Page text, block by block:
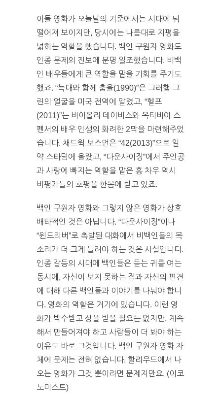
이들 영화가 오늘날의 기준에서는 시대에 뒤
떨어져 보이지만, 당시에는 나름대로 지평을
넓히는 역할을 했습니다. 백인 구원자 영화도
인종 문제의 진보에 분명 일조했습니다. 비백
인 배우들에게 큰 역할을 맡을 기회를 주기도
했죠. “늑대와 함께 춤을(1990)”은 그러햄 그
린의 얼굴을 미국 전역에 알렸고, “헬프
(2011)”는 바이올라 데이비스와 옥타비아 스
펜서의 배우 인생의 화려한 2막을 마련해주었
습니다. 채드윅 보스먼은 “42(2013)”으로 일
약 스타덤에 올랐고, “다운사이징”에서 주인공
과 사랑에 빠지는 역할을 맡은 홍 차우 역시
비평가들의 호평을 한몸에 받고 있죠.
백인 구원자 영화와 그렇지 않은 영화가 상호
배타적인 것은 아닙니다. “다운사이징”이나
“윈드리버”로 촉발된 대화에서 비백인들의 목
소리가 더 크게 들려야 하는 것은 사실입니다.
인종 갈등의 시대에 백인들은 듣는 귀를 여는
동시에, 자신이 보지 못하는 점과 자신의 편견
에 대해 다른 백인들과 이야기를 나눠야 합니
다. 영화의 역할은 거기에 있습니다. 이런 영
화가 박수받고 상을 받을 필요는 없지만, 계속
해서 만들어져야 하고 사람들이 더 봐야 하는
이유도 바로 그것입니다. 백인 구원자 영화 자
체에 문제는 전혀 없습니다. 할리우드에서 나
오는 영화가 그것 뿐이라면 문제지만요. (이코
노미스트)